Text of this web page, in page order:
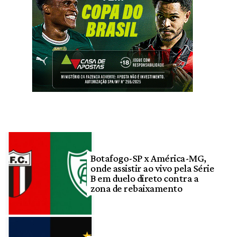
Botafogo-SP x América-MG,
onde assistir ao vivo pela Série
B em duelo direto contra a
zona de rebaixamento